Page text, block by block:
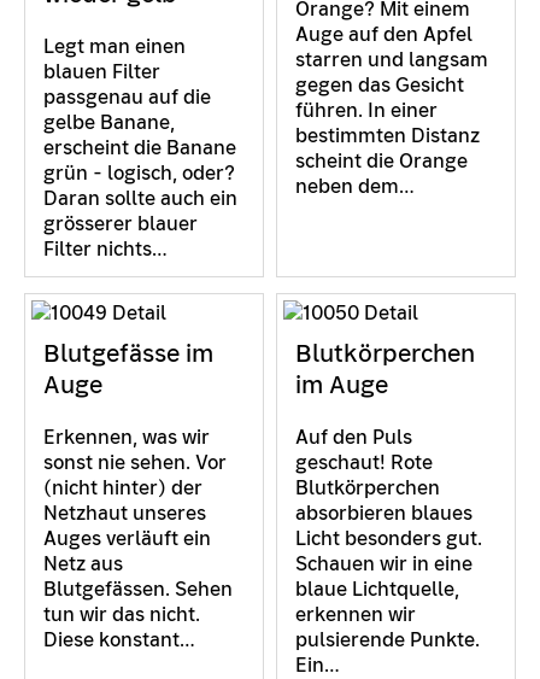
Legt man einen
blauen Filter
passgenau auf die
gelbe Banane,
erscheint die Banane
grün - logisch, oder?
Daran sollte auch ein
grösserer blauer
Filter nichts…
Orange? Mit einem
Auge auf den Apfel
starren und langsam
gegen das Gesicht
führen. In einer
bestimmten Distanz
scheint die Orange
neben dem…
Blutgefässe im
Auge
Erkennen, was wir
sonst nie sehen. Vor
(nicht hinter) der
Netzhaut unseres
Auges verläuft ein
Netz aus
Blutgefässen. Sehen
tun wir das nicht.
Diese konstant…
Blutkörperchen
im Auge
Auf den Puls
geschaut! Rote
Blutkörperchen
absorbieren blaues
Licht besonders gut.
Schauen wir in eine
blaue Lichtquelle,
erkennen wir
pulsierende Punkte.
Ein…